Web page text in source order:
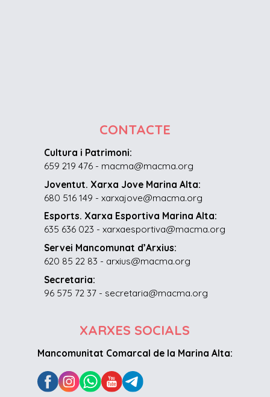
CONTACTE
Cultura i Patrimoni:
659 219 476 - macma@macma.org
Joventut. Xarxa Jove Marina Alta:
680 516 149 - xarxajove@macma.org
Esports. Xarxa Esportiva Marina Alta:
635 636 023 - xarxaesportiva@macma.org
Servei Mancomunat d’Arxius:
620 85 22 83 - arxius@macma.org
Secretaria:
96 575 72 37 - secretaria@macma.org
XARXES SOCIALS
Mancomunitat Comarcal de la Marina Alta: